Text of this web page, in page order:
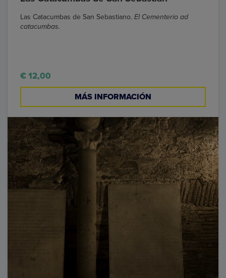
Las Catacumbas de San Sebastiano. El Cementerio ad
catacumbas.
€ 12,00
MÁS INFORMACIÓN